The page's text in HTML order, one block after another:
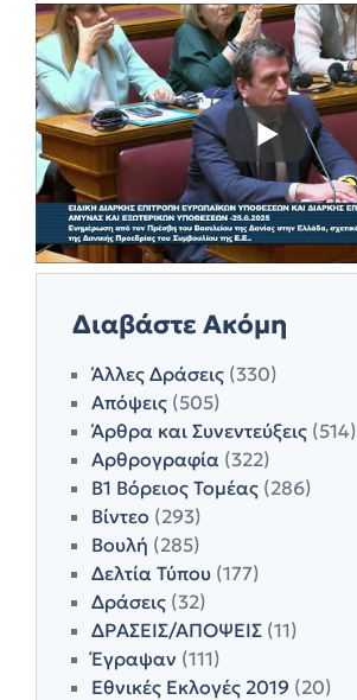
Διαβάστε Ακόμη
Άλλες Δράσεις (330)
Απόψεις (505)
Άρθρα και Συνεντεύξεις (514)
Αρθρογραφία (322)
Β1 Βόρειος Τομέας (286)
Βίντεο (293)
Βουλή (285)
Δελτία Τύπου (177)
Δράσεις (32)
ΔΡΑΣΕΙΣ/ΑΠΟΨΕΙΣ (11)
Έγραψαν (111)
Εθνικές Εκλογές 2019 (20)